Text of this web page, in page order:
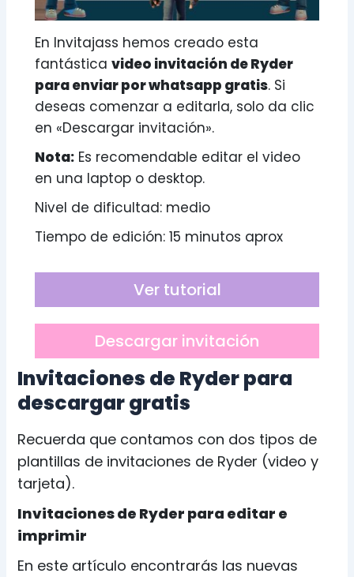
En Invitajass hemos creado esta
fantásticavideo invitación de Ryder
para enviar por whatsapp gratis. Si
deseas comenzar a editarla, solo da clic
en «Descargar invitación».
Nota: Es recomendable editar el video
en una laptop o desktop.
Nivel de dificultad: medio
Tiempo de edición: 15 minutos aprox
Ver tutorial
Descargar invitación
Invitaciones de Ryder para
descargar gratis
Recuerda que contamos con dos tipos de
plantillas de invitaciones de Ryder (video y
tarjeta).
Invitaciones de Ryder para editar e
imprimir
En este artículo encontrarás las nuevas